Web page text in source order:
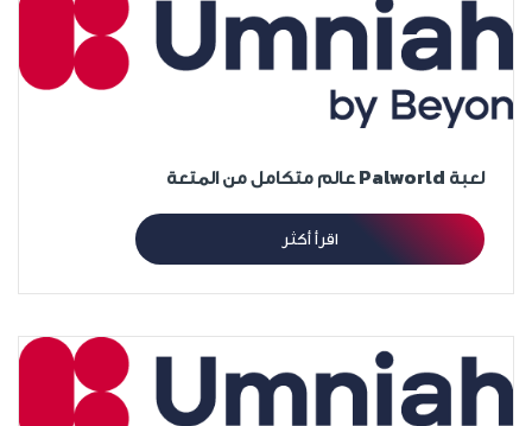
لعبة Palworld عالم متكامل من المتعة
اقرأ أكثر